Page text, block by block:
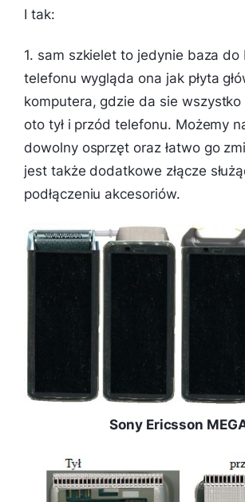
I tak:
1. sam szkielet to jedynie baza
telefonu wygląda ona jak płyta
komputera, gdzie da sie
oto tył i przód telefonu. Możemy
dowolny osprzęt oraz łatwo go
jest także dodatkowe złącze
podłączeniu akcesoriów.
Sony Ericsson